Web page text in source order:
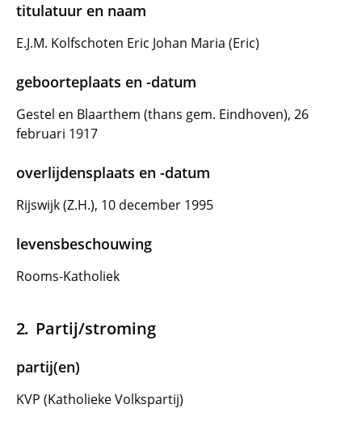
titulatuur en naam
E.J.M. Kolfschoten Eric Johan Maria (Eric)
geboorteplaats en -datum
Gestel en Blaarthem (thans gem. Eindhoven), 26
februari 1917
overlijdensplaats en -datum
Rijswijk (Z.H.), 10 december 1995
levensbeschouwing
Rooms-Katholiek
Partij/stroming
partij(en)
KVP (Katholieke Volkspartij)